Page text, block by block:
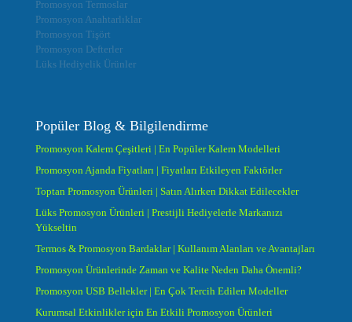
Promosyon Termoslar
Promosyon Anahtarlıklar
Promosyon Tişört
Promosyon Defterler
Lüks Hediyelik Ürünler
Popüler Blog & Bilgilendirme
Promosyon Kalem Çeşitleri | En Popüler Kalem Modelleri
Promosyon Ajanda Fiyatları | Fiyatları Etkileyen Faktörler
Toptan Promosyon Ürünleri | Satın Alırken Dikkat Edilecekler
Lüks Promosyon Ürünleri | Prestijli Hediyelerle Markanızı
Yükseltin
Termos & Promosyon Bardaklar | Kullanım Alanları ve Avantajları
Promosyon Ürünlerinde Zaman ve Kalite Neden Daha Önemli?
Promosyon USB Bellekler | En Çok Tercih Edilen Modeller
Kurumsal Etkinlikler için En Etkili Promosyon Ürünleri